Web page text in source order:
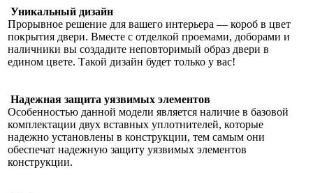
Уникальный дизайн
Прорывное решение для вашего интерьера — короб в цвет
покрытия двери. Вместе с отделкой проемами, доборами и
наличники вы создадите неповторимый образ двери в
едином цвете. Такой дизайн будет только у вас!
Надежная защита уязвимых элементов
Особенностью данной модели является наличие в базовой
комплектации двух вставных уплотнителей, которые
надежно установлены в конструкции, тем самым они
обеспечат надежную защиту уязвимых элементов
конструкции.